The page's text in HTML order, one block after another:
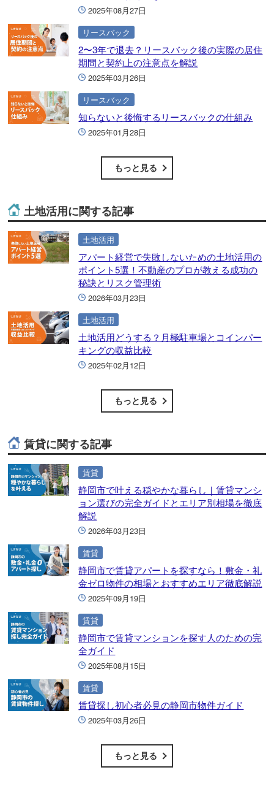
2025年08月27日
リースバック
2〜3年で退去？リースバック後の実際の居住
期間と契約上の注意点を解説
2025年03月26日
リースバック
知らないと後悔するリースバックの仕組み
2025年01月28日
もっと見る
土地活用に関する記事
土地活用
アパート経営で失敗しないための土地活用の
ポイント5選！不動産のプロが教える成功の
秘訣とリスク管理術
2026年03月23日
土地活用
土地活用どうする？月極駐車場とコインパー
キングの収益比較
2025年02月12日
もっと見る
賃貸に関する記事
賃貸
静岡市で叶える穏やかな暮らし｜賃貸マンシ
ョン選びの完全ガイドとエリア別相場を徹底
解説
2026年03月23日
賃貸
静岡市で賃貸アパートを探すなら！敷金・礼
金ゼロ物件の相場とおすすめエリア徹底解説
2025年09月19日
賃貸
静岡市で賃貸マンションを探す人のための完
全ガイド
2025年08月15日
賃貸
賃貸探し初心者必見の静岡市物件ガイド
2025年03月26日
もっと見る